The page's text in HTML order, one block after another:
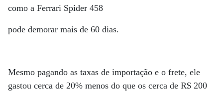
como a Ferrari Spider 458
pode demorar mais de 60 dias.
Mesmo pagando as taxas de importação e o frete, ele
gastou cerca de 20% menos do que os cerca de R$ 200